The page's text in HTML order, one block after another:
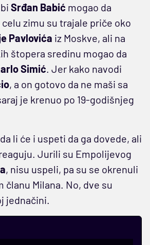
Srđan Babić mogao da
zimu su trajale priče oko
Pavlovića iz Moskve, ali na
štopera sredinu mogao da
Simić. Jer kako navodi
, a on gotovo da ne maši sa
je krenuo po 19-godišnjeg
li će i uspeti da ga dovede, ali
Jurili su Empolijevog
, nisu uspeli, pa su se okrenuli
članu Milana. No, dve su
jednačini.